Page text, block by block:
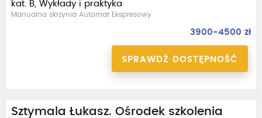
kat. B, Wykłady i praktyka
Manualna skrzynia Automat Ekspresowy
3900-4500 zł
SPRAWDŹ DOSTĘPNOŚĆ
Sztymala Łukasz. Ośrodek szkolenia